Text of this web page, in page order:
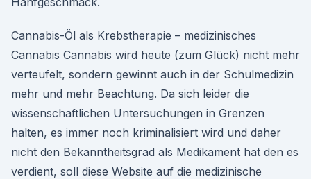
Cannabis-Öl als Krebstherapie – medizinisches
Cannabis Cannabis wird heute (zum Glück) nicht mehr
verteufelt, sondern gewinnt auch in der Schulmedizin
mehr und mehr Beachtung. Da sich leider die
wissenschaftlichen Untersuchungen in Grenzen
halten, es immer noch kriminalisiert wird und daher
nicht den Bekanntheitsgrad als Medikament hat den es
verdient, soll diese Website auf die medizinische